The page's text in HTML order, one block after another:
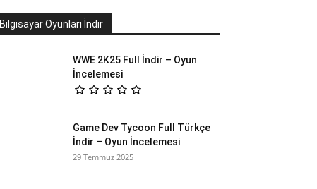
Bilgisayar Oyunları İndir
WWE 2K25 Full İndir – Oyun
İncelemesi
Game Dev Tycoon Full Türkçe
İndir – Oyun İncelemesi
29 Temmuz 2025